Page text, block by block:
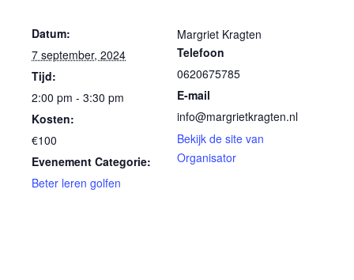
Datum:
7 september, 2024
Tijd:
2:00 pm - 3:30 pm
Kosten:
€100
Evenement Categorie:
Beter leren golfen
Margriet Kragten
Telefoon
0620675785
E-mail
info@margrietkragten.nl
Bekijk de site van
Organisator